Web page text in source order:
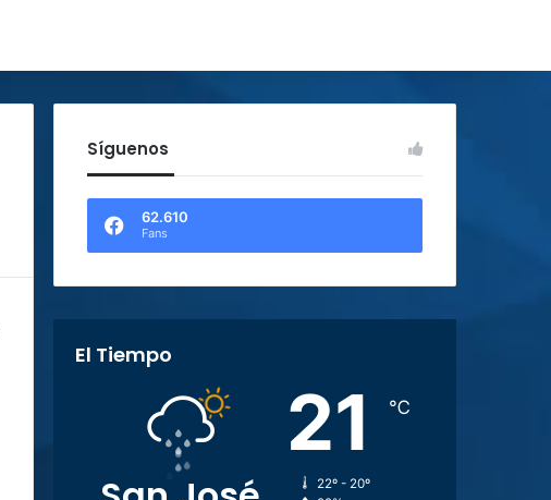
Síguenos
62.610
Fans
El Tiempo
21 ℃
22º - 20º